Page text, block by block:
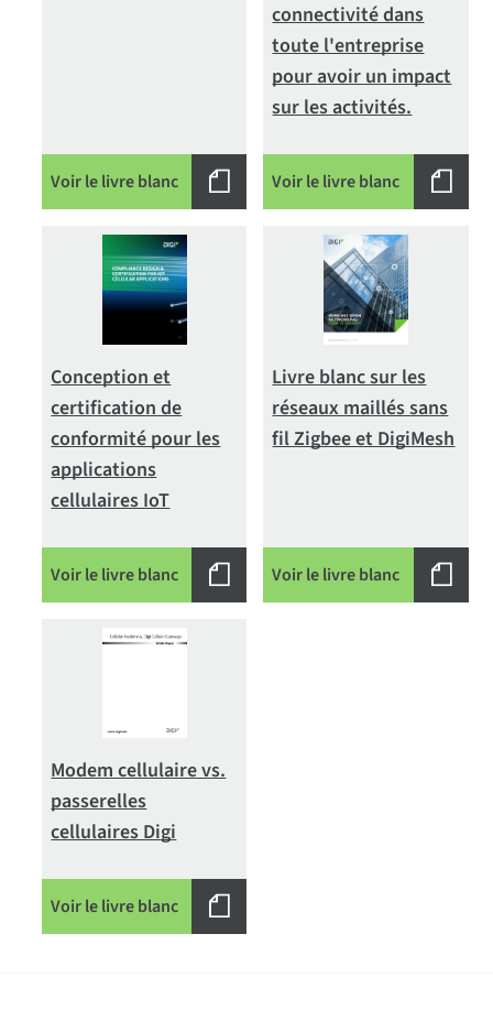
Voir le livre blanc
connectivité dans
toute l'entreprise
pour avoir un impact
sur les activités.
Voir le livre blanc
Conception et
certification de
conformité pour les
applications
cellulaires IoT
Voir le livre blanc
Livre blanc sur les
réseaux maillés sans
fil Zigbee et DigiMesh
Voir le livre blanc
Modem cellulaire vs.
passerelles
cellulaires Digi
Voir le livre blanc